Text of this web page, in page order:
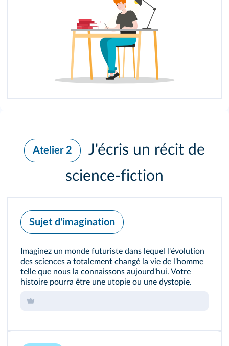
Atelier 2
J'écris un récit de
science‑fiction
Sujet d'imagination
Imaginez un monde futuriste dans lequel l'évolution
des sciences a totalement changé la vie de l'homme
telle que nous la connaissons aujourd'hui. Votre
histoire pourra être une utopie ou une dystopie.